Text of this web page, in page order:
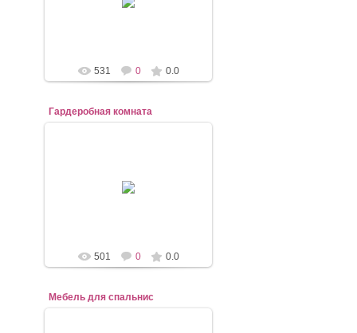
531 0 0.0
Гардеробная комната
501 0 0.0
Мебель для спальниc